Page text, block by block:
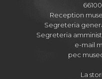
Reception
Segreteria
Segreteria
e-mail
pec
La